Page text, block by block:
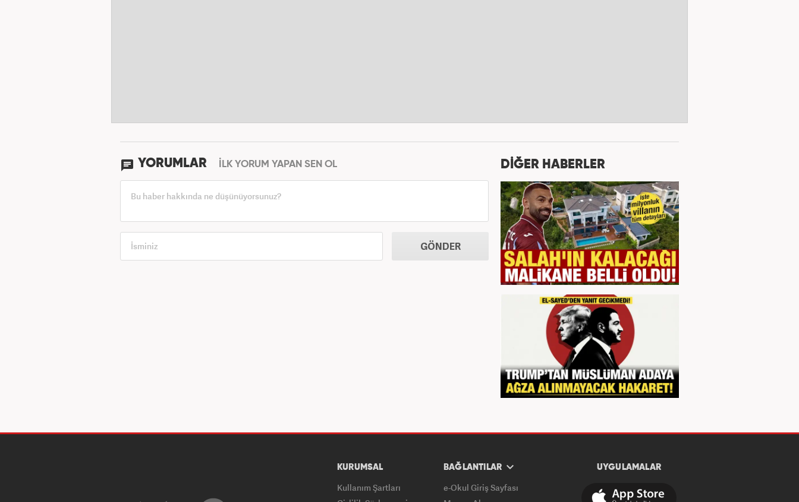
YORUMLAR İLK YORUM YAPAN SEN OL
GÖNDER
DİĞER HABERLER
KURUMSAL
Kullanım Şartları
BAĞLANTILAR
e-Okul Giriş Sayfası
UYGULAMALAR